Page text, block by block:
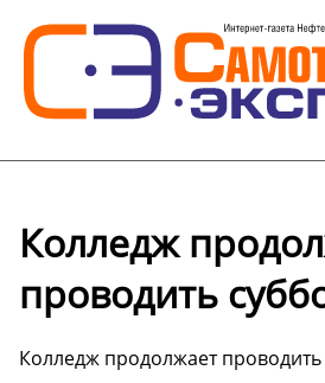
Колледж
проводить
Колледж продолжает проводить